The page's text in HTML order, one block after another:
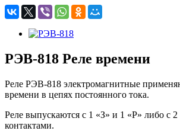
РЭВ-818 Реле времени
Реле РЭВ-818 электромагнитные
времени в цепях постоянного тока.
Реле выпускаются с 1 «З» и 1 «Р» либо с
контактами.